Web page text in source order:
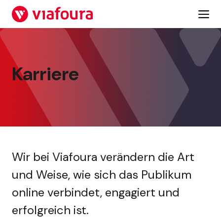
Inhalt
springen
Karriere
Wir bei Viafoura verändern die Art
und Weise, wie sich das Publikum
online verbindet, engagiert und
erfolgreich ist.